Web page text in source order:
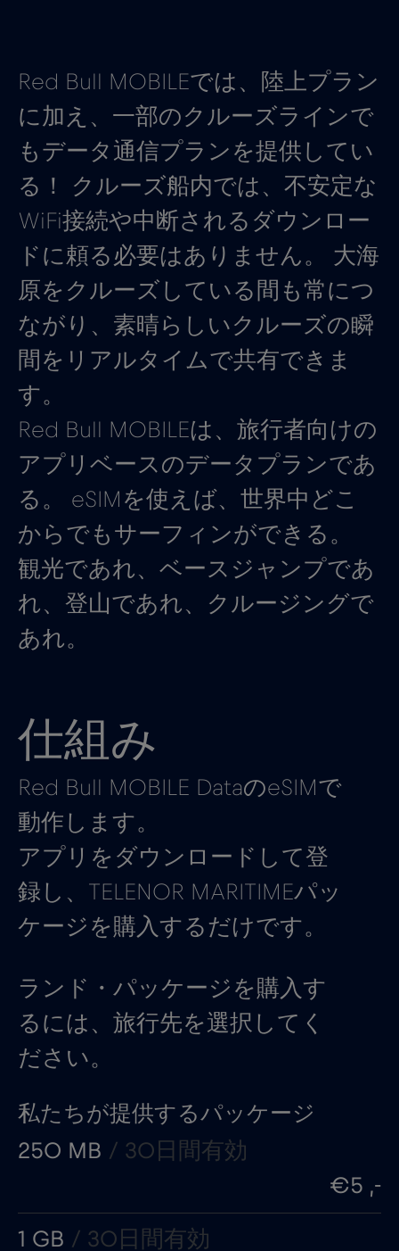
Red Bull MOBILEでは、陸上プラン
に加え、一部のクルーズラインで
もデータ通信プランを提供してい
る！ クルーズ船内では、不安定な
WiFi接続や中断されるダウンロー
ドに頼る必要はありません。 大海
原をクルーズしている間も常につ
ながり、素晴らしいクルーズの瞬
間をリアルタイムで共有できま
す。
Red Bull MOBILEは、旅行者向けの
アプリベースのデータプランであ
る。 eSIMを使えば、世界中どこ
からでもサーフィンができる。
観光であれ、ベースジャンプであ
れ、登山であれ、クルージングで
あれ。
仕組み
Red Bull MOBILE DataのeSIMで
動作します。
アプリをダウンロードして登
録し、TELENOR MARITIMEパッ
ケージを購入するだけです。
ランド・パッケージを購入す
るには、旅行先を選択してく
ださい。
私たちが提供するパッケージ
250 MB / 30日間有効
€5 ,-
1 GB / 30日間有効